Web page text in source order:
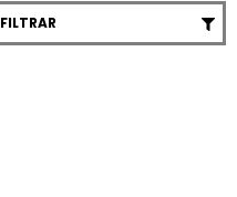
FILTRAR